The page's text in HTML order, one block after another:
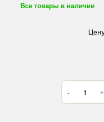
Все товары в наличии
Количество
товара
Кольцо